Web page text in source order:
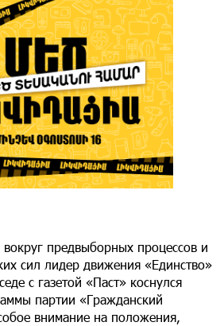
предвыборных процессов и
сил лидер движения «Единство»
с газетой «Паст» коснулся
партии «Гражданский
внимание на положения,